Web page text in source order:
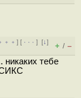
] [ · · ·][↓]
+ / –
тебе